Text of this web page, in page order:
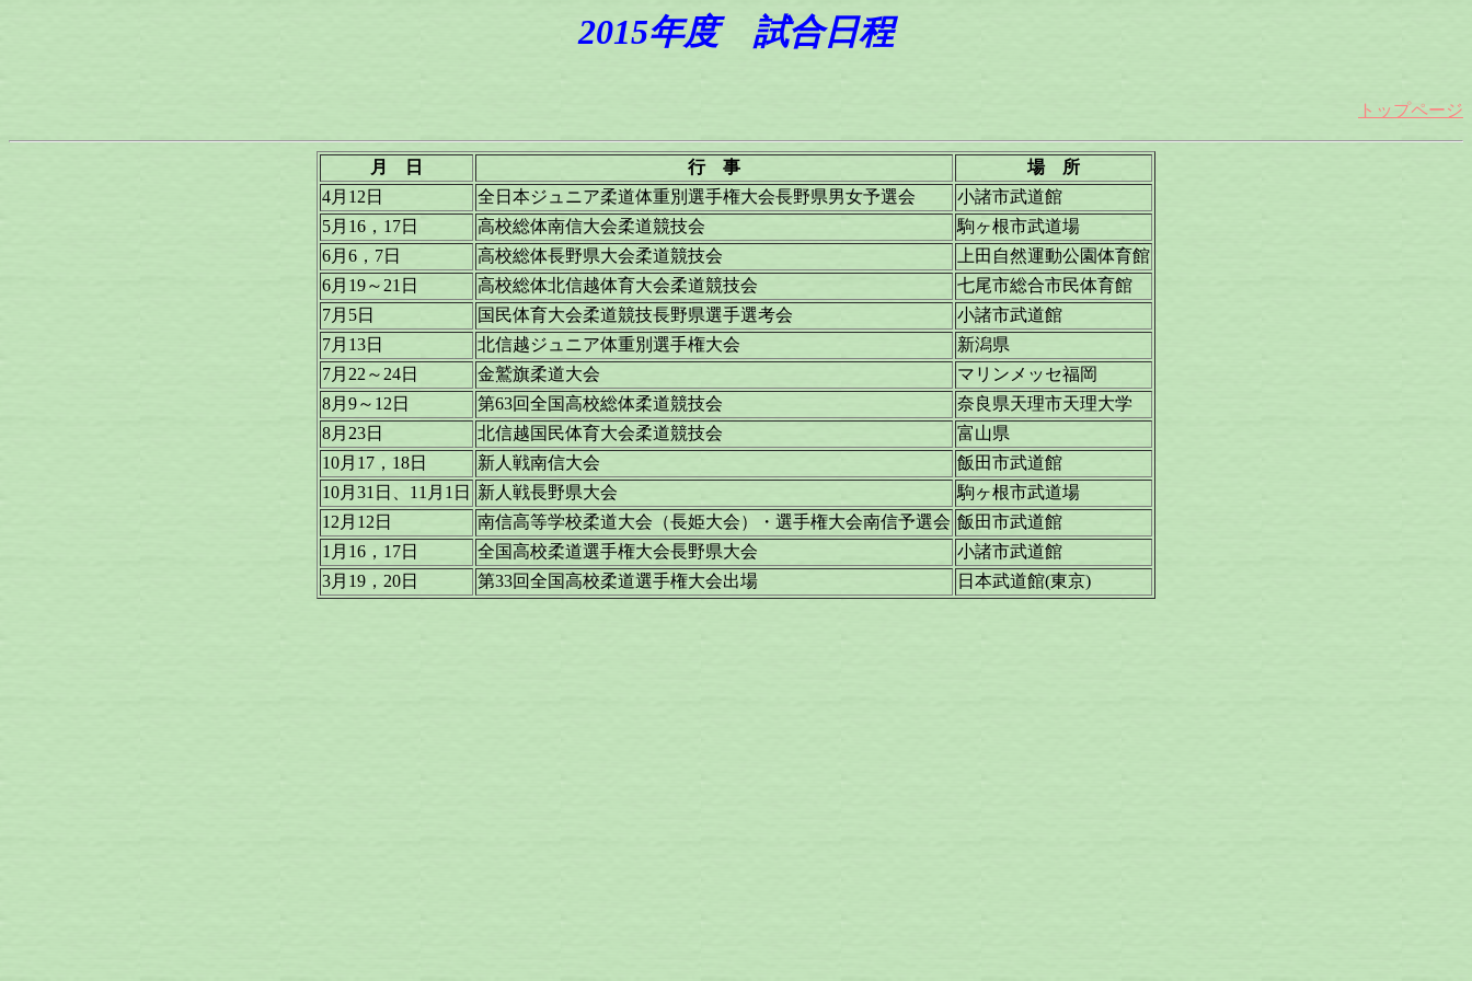
2015年度 試合日程
トップページ
月 日 行 事
場 所
4月12日
全日本ジュニア柔道体重別選手権大会長野県男女予選会
小諸市武道館
5月16，17日
高校総体南信大会柔道競技会
駒ヶ根市武道場
6月6，7日
高校総体長野県大会柔道競技会
上田自然運動公園体育館
6月19～21日
高校総体北信越体育大会柔道競技会
七尾市総合市民体育館
7月5日
国民体育大会柔道競技長野県選手選考会
小諸市武道館
7月13日
北信越ジュニア体重別選手権大会
新潟県
7月22～24日
金鷲旗柔道大会
マリンメッセ福岡
8月9～12日
第63回全国高校総体柔道競技会
奈良県天理市天理大学
8月23日
北信越国民体育大会柔道競技会
富山県
10月17，18日
新人戦南信大会
飯田市武道館
10月31日、11月1日
新人戦長野県大会
駒ヶ根市武道場
12月12日
南信高等学校柔道大会（長姫大会）・選手権大会南信予選会 飯田市武道館
1月16，17日
全国高校柔道選手権大会長野県大会
小諸市武道館
3月19，20日
第33回全国高校柔道選手権大会出場 日本武道館(東京)